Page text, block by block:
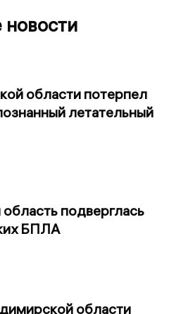
области потерпел
летательный
подверглась
БПЛА
области